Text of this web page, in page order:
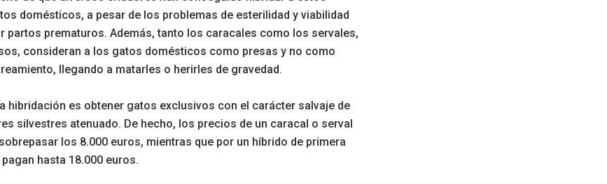
domésticos, a pesar de los problemas de esterilidad y viabilidad
partos prematuros. Además, tanto los caracales como los servales,
consideran a los gatos domésticos como presas y no como
llegando a matarles o herirles de gravedad.
hibridación es obtener gatos exclusivos con el carácter salvaje de
silvestres atenuado. De hecho, los precios de un caracal o serval
los 8.000 euros, mientras que por un híbrido de primera
hasta 18.000 euros.